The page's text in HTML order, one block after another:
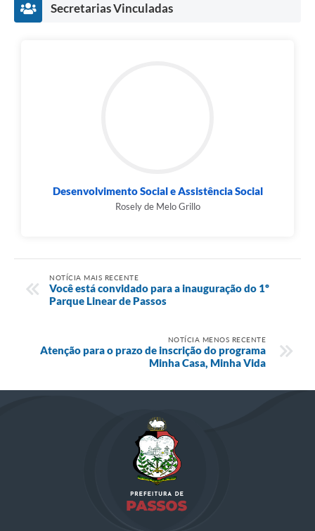
Secretarias Vinculadas
Desenvolvimento Social e Assistência Social
Rosely de Melo Grillo
NOTÍCIA MAIS RECENTE
Você está convidado para a inauguração do 1º
Parque Linear de Passos
NOTÍCIA MENOS RECENTE
​Atenção para o prazo de inscrição do programa
Minha Casa, Minha Vida